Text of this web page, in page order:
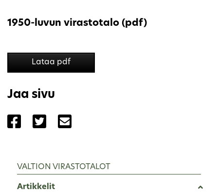
1950-luvun virastotalo (pdf)
Lataa pdf
Jaa sivu
Jaa sivu palvelussa Facebook
Jaa sivu palvelussa Twitter
VALTION VIRASTOTALOT
Artikkelit